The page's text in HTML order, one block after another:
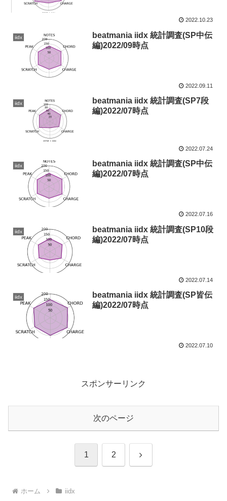
2022.10.23
iidx
beatmania iidx 統計調査(SP中伝
編)2022/09時点
2022.09.11
iidx
beatmania iidx 統計調査(SP7段
編)2022/07時点
2022.07.24
iidx
beatmania iidx 統計調査(SP中伝
編)2022/07時点
2022.07.16
iidx
beatmania iidx 統計調査(SP10段
編)2022/07時点
2022.07.14
iidx
beatmania iidx 統計調査(SP皆伝
編)2022/07時点
2022.07.10
スポンサーリンク
次のページ
1 2 次
ホーム iidx